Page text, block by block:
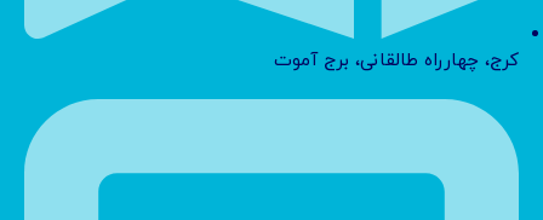
کرج، چهارراه طالقانی، برج آموت